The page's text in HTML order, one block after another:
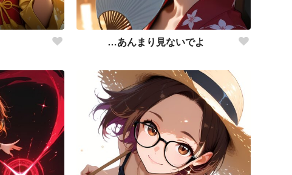
…あんまり見ないでよ